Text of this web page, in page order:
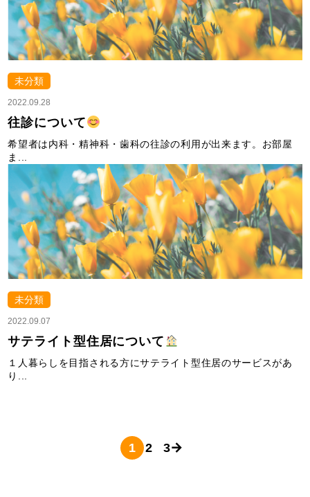
未分類
2022.09.28
往診について
希望者は内科・精神科・歯科の往診の利用が出来ます。お部屋
ま...
未分類
2022.09.07
サテライト型住居について
１人暮らしを目指される方にサテライト型住居のサービスがあ
り...
1 2 3